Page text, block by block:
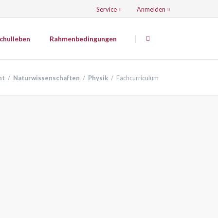
Anmelden
Service
überspringen
Fächer
Caroliner - Die Schülerzeitung
Rahmenbedingungen
Naturwissenschaften Physik Fachcurriculum